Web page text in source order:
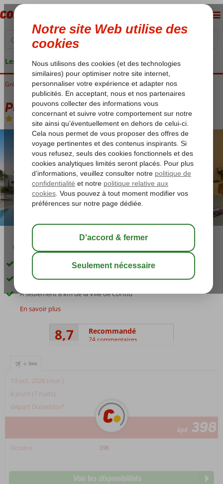
Les garanties de vacances
Grèce Corfu Gouvia Paradise Hotel
Paradise Hotel
Chambre et petit déjeuner-Hôtel
02:50 sauver
À proximité de Gouvia et de la plage
Vue imprenable
À seulement 8 km de la Ville de Corfou
En savoir plus
8,7 Recommandé
24 commentaires
+
13 oct. 2026 (mar.)
8 jours (7 nuits)
départ Düsseldorf
àpd 398
Octobre 398
Voir les disponibilités